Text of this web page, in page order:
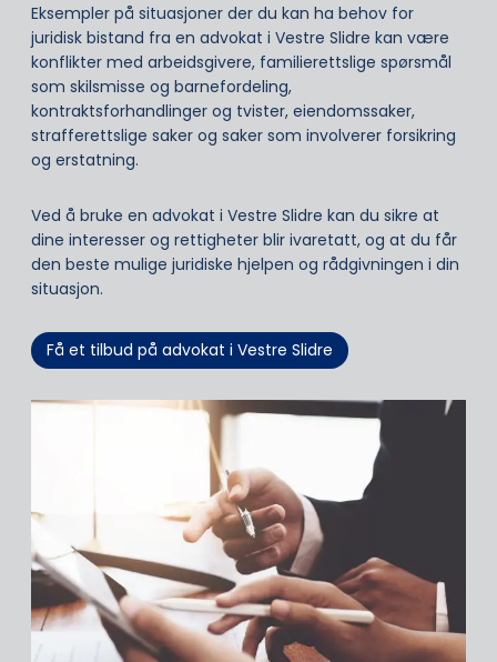
Eksempler på situasjoner der du kan ha behov for
juridisk bistand fra en advokat i Vestre Slidre kan være
konflikter med arbeidsgivere, familierettslige spørsmål
som skilsmisse og barnefordeling,
kontraktsforhandlinger og tvister, eiendomssaker,
strafferettslige saker og saker som involverer forsikring
og erstatning.
Ved å bruke en advokat i Vestre Slidre kan du sikre at
dine interesser og rettigheter blir ivaretatt, og at du får
den beste mulige juridiske hjelpen og rådgivningen i din
situasjon.
Få et tilbud på advokat i Vestre Slidre